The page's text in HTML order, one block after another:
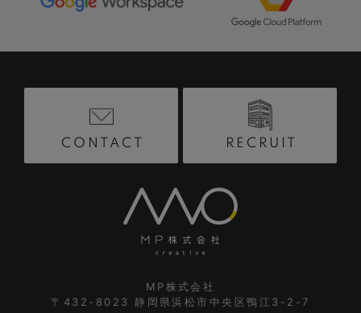
CONTACT RECRUIT
MP株式会社
〒432-8023静岡県浜松市中央区鴨江3-2-7